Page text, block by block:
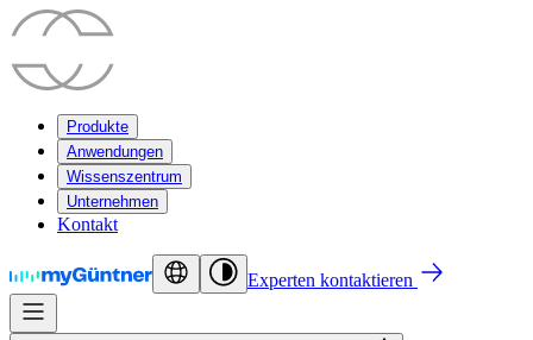
Produkte
Anwendungen
Wissenszentrum
Unternehmen
Kontakt
Experten kontaktieren